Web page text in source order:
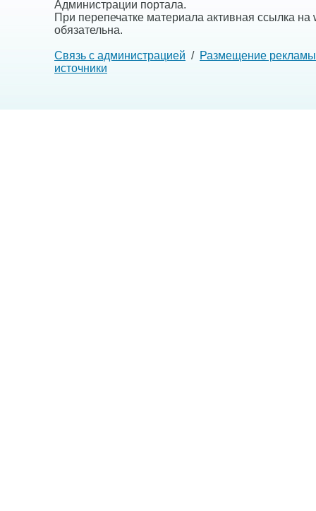
Администрации портала.
При перепечатке материала активная ссылка на
обязательна.
Связь с администрацией / Размещение рекламы
источники